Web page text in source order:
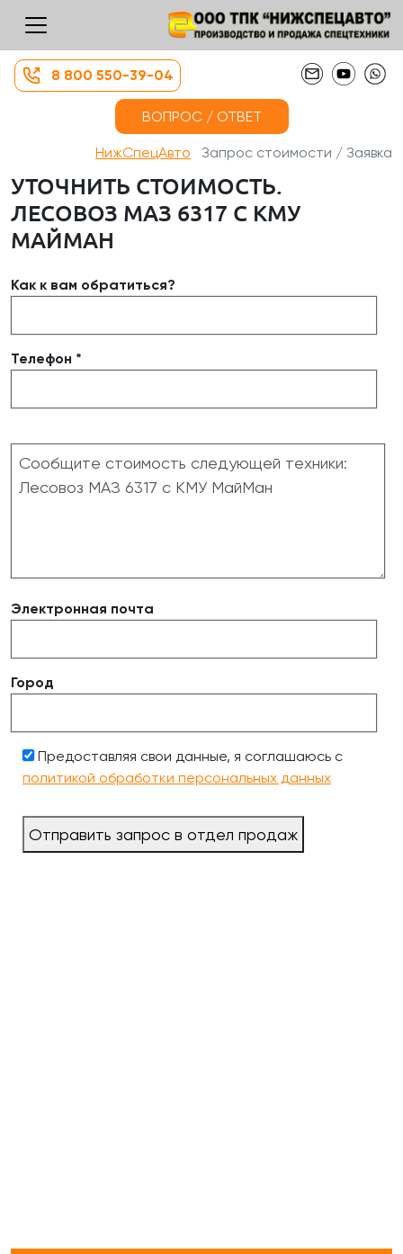
8 800 550-39-04
ВОПРОС / ОТВЕТ
НижСпецАвто Запрос стоимости / Заявка
УТОЧНИТЬ СТОИМОСТЬ.
ЛЕСОВОЗ МАЗ 6317 С КМУ
МАЙМАН
Как к вам обратиться?
Телефон *
Электронная почта
Город
Предоставляя свои данные, я соглашаюсь с
политикой обработки персональных данных
Отправить запрос в отдел продаж